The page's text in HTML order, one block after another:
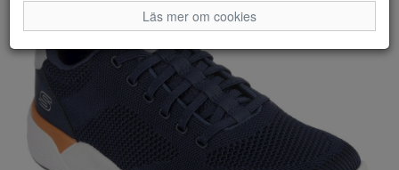
Läs mer om cookies